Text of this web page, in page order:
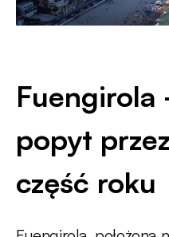
Fuengirola
popyt
część roku